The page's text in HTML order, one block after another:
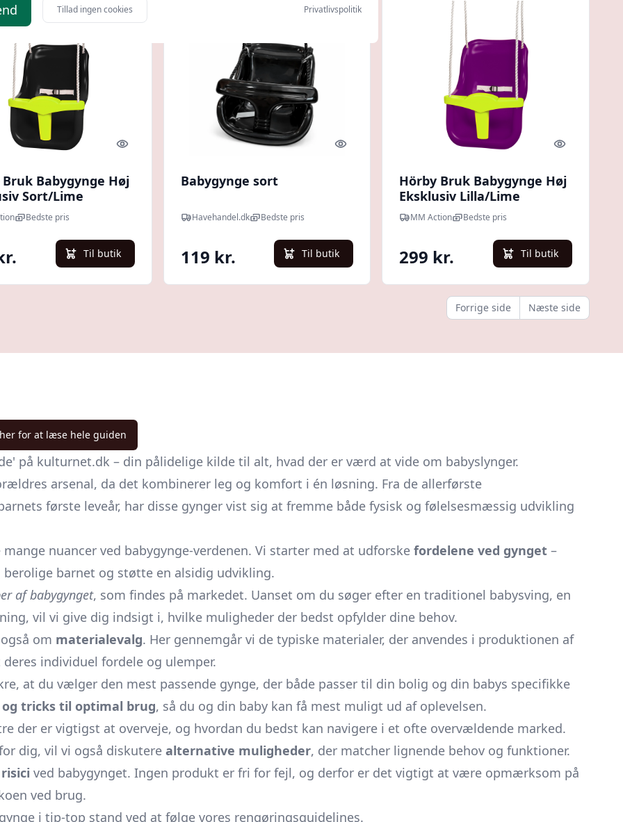
Quick look
Babygynge Høj
Sort/Lime
Bedste pris
Til butik
Quick look
Babygynge sort
Havehandel.dk Bedste pris
119 kr. Til butik
Quick look
Hörby Bruk Babygynge Høj
Eksklusiv Lilla/Lime
MM Action Bedste pris
299 kr. Til butik
Forrige side Næste side
for at læse hele guiden
på kulturnet.dk – din pålidelige kilde til alt, hvad der er værd at vide om babyslynger.
arsenal, da det kombinerer leg og komfort i én løsning. Fra de allerførste
første leveår, har disse gynger vist sig at fremme både fysisk og følelsesmæssig udvikling
nuancer ved babygynge-verdenen. Vi starter med at udforske fordelene ved gynget –
barnet og støtte en alsidig udvikling.
af babygynget, som findes på markedet. Uanset om du søger efter en traditionel babysving, en
vil vi give dig indsigt i, hvilke muligheder der bedst opfylder dine behov.
om materialevalg. Her gennemgår vi de typiske materialer, der anvendes i produktionen af
individuel fordele og ulemper.
at du vælger den mest passende gynge, der både passer til din bolig og din babys specifikke
tricks til optimal brug, så du og din baby kan få mest muligt ud af oplevelsen.
der er vigtigst at overveje, og hvordan du bedst kan navigere i et ofte overvældende marked.
dig, vil vi også diskutere alternative muligheder, der matcher lignende behov og funktioner.
ved babygynget. Ingen produkt er fri for fejl, og derfor er det vigtigt at være opmærksom på
ved brug.
i tip-top stand ved at følge vores rengøringsguidelines.
Tillad ingen cookies Privatlivspolitik